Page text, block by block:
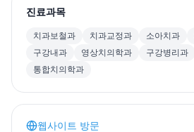
진료과목
치과보철과 치과교정과 소아치과
구강내과
영상치의학과 구강병리과
통합치의학과
웹사이트 방문